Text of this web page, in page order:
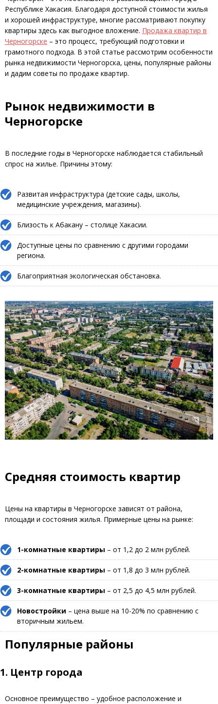
Республике Хакасия. Благодаря доступной стоимости жилья
и хорошей инфраструктуре, многие рассматривают покупку
квартиры здесь как выгодное вложение. Продажа квартир в
Черногорске – это процесс, требующий подготовки и
грамотного подхода. В этой статье рассмотрим особенности
рынка недвижимости Черногорска, цены, популярные районы
и дадим советы по продаже квартир.
Рынок недвижимости в
Черногорске
В последние годы в Черногорске наблюдается стабильный
спрос на жилье. Причины этому:
Развитая инфраструктура (детские сады, школы,
медицинские учреждения, магазины).
Близость к Абакану – столице Хакасии.
Доступные цены по сравнению с другими городами
региона.
Благоприятная экологическая обстановка.
Средняя стоимость квартир
Цены на квартиры в Черногорске зависят от района,
площади и состояния жилья. Примерные цены на рынке:
1-комнатные квартиры – от 1,2 до 2 млн рублей.
2-комнатные квартиры – от 1,8 до 3 млн рублей.
3-комнатные квартиры – от 2,5 до 4,5 млн рублей.
Новостройки – цена выше на 10-20% по сравнению с
вторичным жильем.
Популярные районы
1. Центр города
Основное преимущество – удобное расположение и